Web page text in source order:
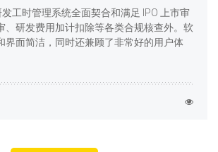
工时管理系统全面契合和满足 IPO 上市审
、研发费用加计扣除等各类合规核查外。软
界面简洁，同时还兼顾了非常好的用户体